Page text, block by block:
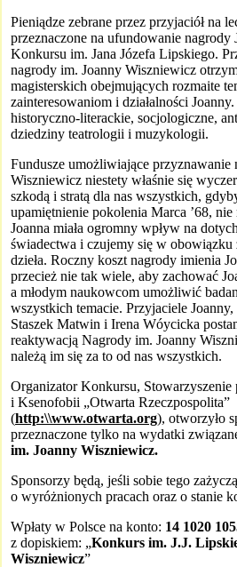
Pieniądze zebrane przez przyjaciół na
przeznaczone na ufundowanie nagrody
Konkursu im. Jana Józefa Lipskiego.
nagrody im. Joanny Wiszniewicz
magisterskich obejmujących rozmaite
zainteresowaniom i działalności
historyczno-literackie, socjologiczne,
dziedziny teatrologii i muzykologii.
Fundusze umożliwiające przyznawanie
Wiszniewicz niestety właśnie się
szkodą i stratą dla nas wszystkich,
upamiętnienie pokolenia Marca ’68,
Joanna miała ogromny wpływ na
świadectwa i czujemy się w obowiązku
dzieła. Roczny koszt nagrody imienia
przecież nie tak wiele, aby zachować
a młodym naukowcom umożliwić
wszystkich temacie. Przyjaciele
Staszek Matwin i Irena Wóycicka
reaktywacją Nagrody im. Joanny
należą im się za to od nas wszystkich.
Organizator Konkursu,
i Ksenofobii „Otwarta Rzeczpospolita”
(http:\\www.otwarta.org), otworzyło
przeznaczone tylko na wydatki
im. Joanny Wiszniewicz.
Sponsorzy będą, jeśli sobie tego
o wyróżnionych pracach oraz o stanie
Wpłaty w Polsce na konto: 14 1020
z dopiskiem: „Konkurs im. J.J.
Wiszniewicz”